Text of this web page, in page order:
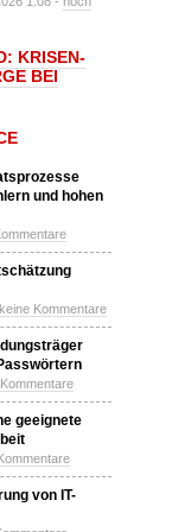
KRISEN-
BEI
und hohen
Kommentare
geeignete
von IT-